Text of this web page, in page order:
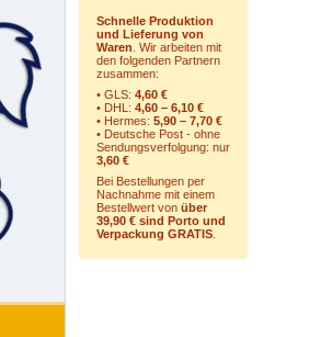
Schnelle Produktion
und Lieferung von
Waren . Wir arbeiten mit
den folgenden Partnern
zusammen:
• GLS: 4,60 €
• DHL: 4,60 – 6,10 €
• Hermes: 5,90 – 7,70 €
• Deutsche Post - ohne
Sendungsverfolgung: nur
3,60 €
Bei Bestellungen per
Nachnahme mit einem
Bestellwert von über
39,90 € sind Porto und
Verpackung GRATIS.